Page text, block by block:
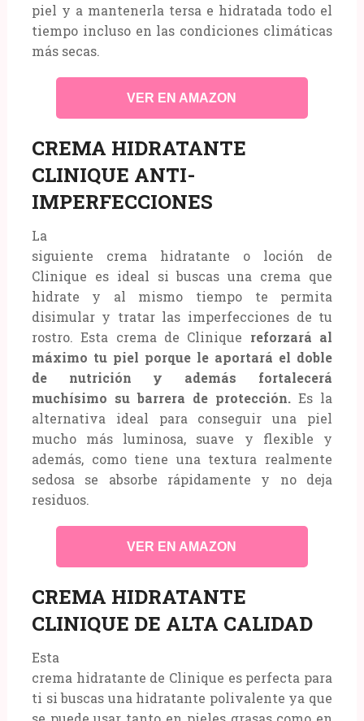
piel y a mantenerla tersa e hidratada todo el
tiempo incluso en las condiciones climáticas
más secas.
VER EN AMAZON
CREMA HIDRATANTE
CLINIQUE ANTI-
IMPERFECCIONES
La
siguiente crema hidratante o loción de
Clinique es ideal si buscas una crema que
hidrate y al mismo tiempo te permita
disimular y tratar las imperfecciones de tu
rostro. Esta crema de Clinique reforzará al
máximo tu piel porque le aportará el doble
de nutrición y además fortalecerá
muchísimo su barrera de protección. Es la
alternativa ideal para conseguir una piel
mucho más luminosa, suave y flexible y
además, como tiene una textura realmente
sedosa se absorbe rápidamente y no deja
residuos.
VER EN AMAZON
CREMA HIDRATANTE
CLINIQUE DE ALTA CALIDAD
Esta
crema hidratante de Clinique es perfecta para
ti si buscas una hidratante polivalente ya que